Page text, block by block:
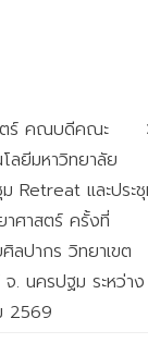
ตร์ คณบดีคณะ
ลยีมหาวิทยาลัย
Retreat และประ
ศาสตร์ ครั้งที่
ลปากร วิทยาเขต
. นครปฐม ระหว่าง
2569